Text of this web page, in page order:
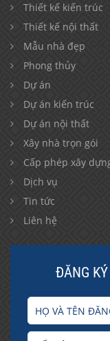
Thiết kế kiến trúc
Thiết kế nội thất
Mẫu nhà đẹp
Phong thủy
Dự án
Dự án kiến trúc
Dự án nội thất
Xây nhà trọn gói
Cấp phép xây
Dịch vụ
Tin tức
Liên hệ
ĐĂNG